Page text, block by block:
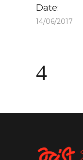
Date:
14/06/2017